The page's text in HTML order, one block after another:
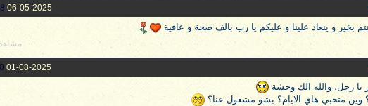
06-05-2025
بخير و ينعاد علينا و عليكم يا رب بالف صحة و عافية
01-08-2025
يا رجل، والله الك وحشة
وين متخبي هاي الايام؟ بشو مشغول عنا؟